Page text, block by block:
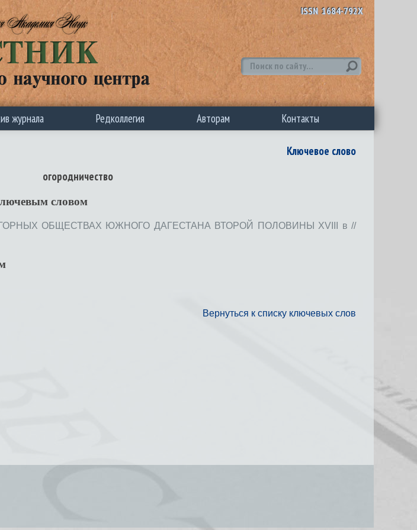
ISSN 1684-792X
журнала Редколлегия Авторам Контакты
Ключевое слово
огородничество
словом
ОБЩЕСТВАХ ЮЖНОГО ДАГЕСТАНА ВТОРОЙ ПОЛОВИНЫ XVIII в //
Вернуться к списку ключевых слов